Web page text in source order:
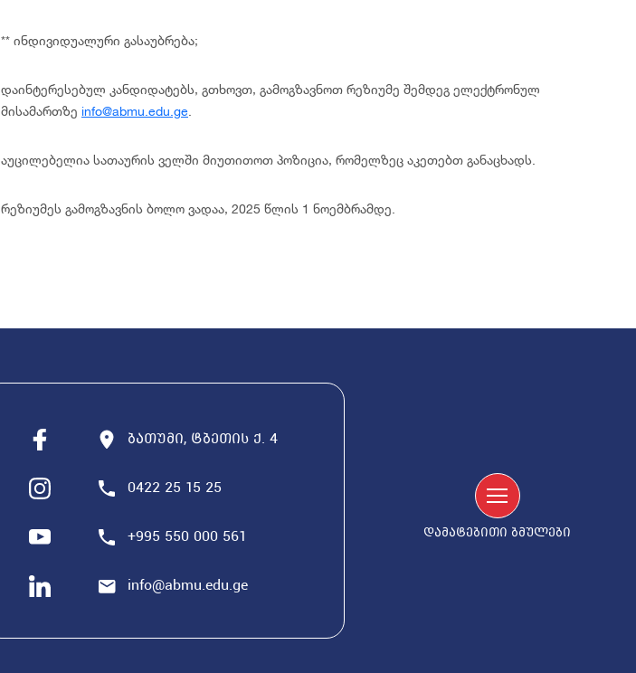
** ინდივიდუალური გასაუბრება;
დაინტერესებულ კანდიდატებს, გთხოვთ, გამოგზავნოთ რეზიუმე შემდეგ ელექტრონულ
მისამართზე info@abmu.edu.ge
აუცილებელია სათაურის ველში მიუთითოთ პოზიცია, რომელზეც აკეთებთ განაცხადს.
რეზიუმეს გამოგზავნის ბოლო ვადაა, 2025 წლის 1 ნოემბრამდე.
ბათუმი, ტბეთის ქ. 4
0422 25 15 25
+995 550 000 561
info@abmu.edu.ge
დამატებითი ბმულები